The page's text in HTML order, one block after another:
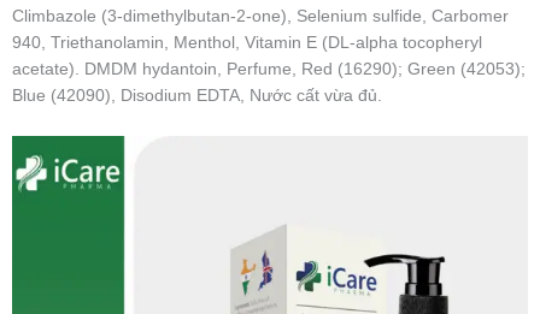
Climbazole (3-dimethylbutan-2-one), Selenium sulfide, Carbomer
940, Triethanolamin, Menthol, Vitamin E (DL-alpha tocopheryl
acetate). DMDM hydantoin, Perfume, Red (16290); Green (42053);
Blue (42090), Disodium EDTA, Nước cất vừa đủ.